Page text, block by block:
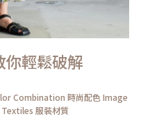
你輕鬆破解
Combination 時尚配色Image
服裝材質